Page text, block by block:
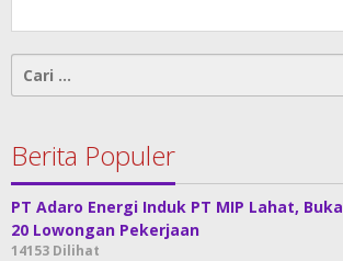
untuk:
Berita Populer
PT Adaro Energi Induk PT MIP Lahat, Buka
20 Lowongan Pekerjaan
14153 Dilihat